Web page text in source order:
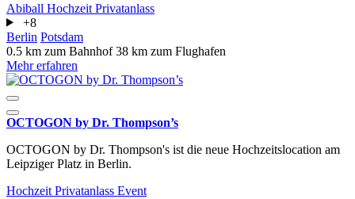
Abiball Hochzeit Privatanlass
+8
Berlin Potsdam
0.5 km zum Bahnhof38 km zum Flughafen
Mehr erfahren
OCTOGON by Dr. Thompson’s
OCTOGON by Dr. Thompson's ist die neue Hochzeitslocation am
Leipziger Platz in Berlin.
Hochzeit Privatanlass Event